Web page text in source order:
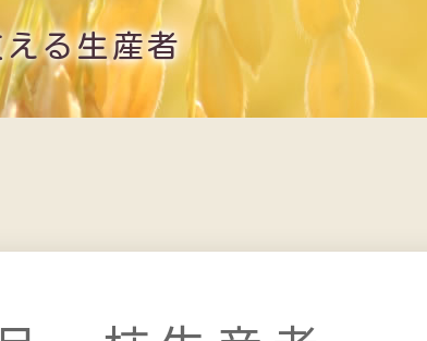
る生産者